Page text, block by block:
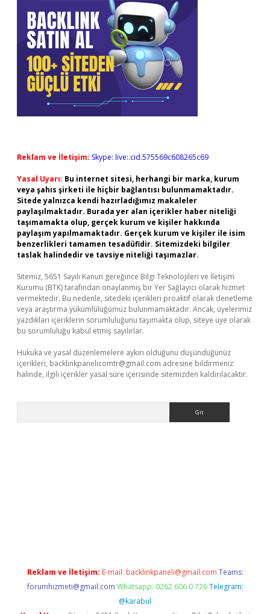
Reklam ve İletişim: Skype: live:.cid.575569c608265c69
Yasal Uyarı: Bu internet sitesi, herhangi bir marka, kurum
veya şahıs şirketi ile hiçbir bağlantısı bulunmamaktadır.
Sitede yalnızca kendi hazırladığımız makaleler
paylaşılmaktadır. Burada yer alan içerikler haber niteliği
taşımamakta olup, gerçek kurum ve kişiler hakkında
paylaşım yapılmamaktadır. Gerçek kurum ve kişiler ile isim
benzerlikleri tamamen tesadüfidir. Sitemizdeki bilgiler
taslak halindedir ve tavsiye niteliği taşımazlar.
Sitemiz, 5651 Sayılı Kanun gereğince Bilgi Teknolojileri ve İletişim
Kurumu (BTK) tarafından onaylanmış bir Yer Sağlayıcı olarak hizmet
vermektedir. Bu nedenle, sitedeki içerikleri proaktif olarak denetleme
veya araştırma yükümlülüğümüz bulunmamaktadır. Ancak, üyelerimiz
yazdıkları içeriklerin sorumluluğunu taşımakta olup, siteye üye olarak
bu sorumluluğu kabul etmiş sayılırlar.
Hukuka ve yasal düzenlemelere aykırı olduğunu düşündüğünüz
içerikleri, backlinkpanelicomtr@gmail.com adresine bildirmeniz
halinde, ilgili içerikler yasal süre içerisinde sitemizden kaldırılacaktır.
Reklam ve İletişim: E-mail: backlinkpaneli@gmail.com Teams:
forumhizmeti@gmail.com Whatsapp: 0262 606 0 726 Telegram:
@karabul